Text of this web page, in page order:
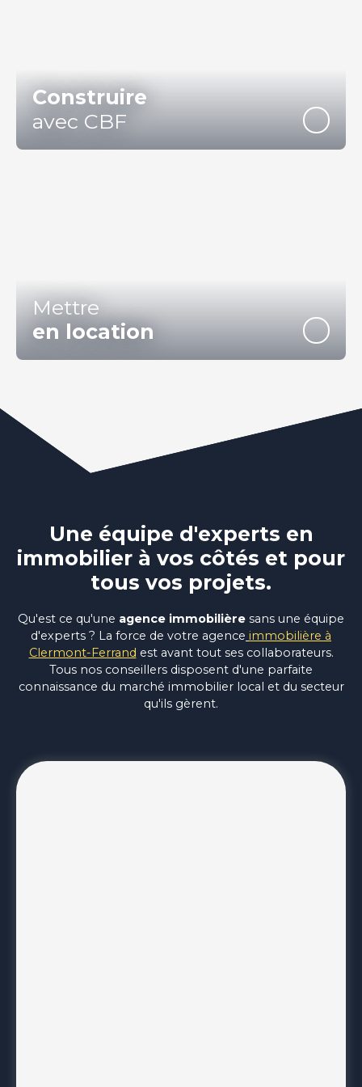
Construire
avec CBF
Mettre
en location
Une équipe d'experts en
immobilier à vos côtés et pour
tous vos projets.
Qu'est ce qu'une agence immobilière sans une équipe
d'experts ? La force de votre agence immobilière à
Clermont-Ferrand est avant tout ses collaborateurs.
Tous nos conseillers disposent d'une parfaite
connaissance du marché immobilier local et du secteur
qu'ils gèrent.